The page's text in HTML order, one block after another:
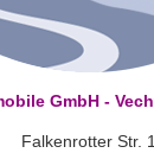
GmbH -
Falkenrotter Str.